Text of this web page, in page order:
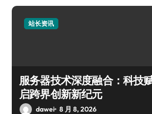
站长资讯
服务器技术深度融合：科技
启跨界创新新纪元
dawei 8 月 8, 2026